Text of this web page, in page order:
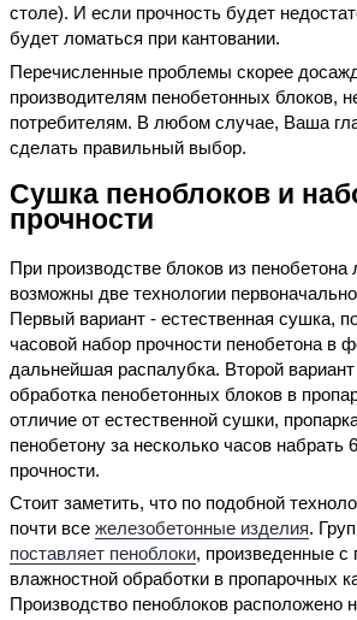
столе). И если прочность будет
будет ломаться при кантовании.
Перечисленные проблемы скорее
производителям пенобетонных блоков,
потребителям. В любом случае, Ваша
сделать правильный выбор.
Сушка пеноблоков и
прочности
При производстве блоков из
возможны две технологии
Первый вариант - естественная сушка,
часовой набор прочности пенобетона в
дальнейшая распалубка. Второй
обработка пенобетонных блоков в
отличие от естественной сушки,
пенобетону за несколько часов набрать
прочности.
Стоит заметить, что по подобной
почти все железобетонные изделия.
поставляет пеноблоки, произведенные с
влажностной обработки в пропарочных
Производство пеноблоков расположено